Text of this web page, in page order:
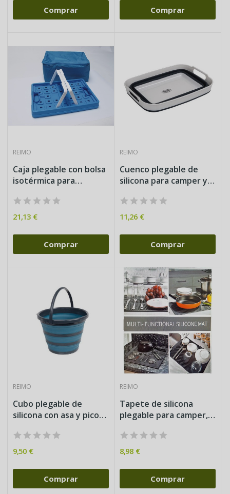
Comprar Comprar
REIMO
Caja plegable con bolsa
isotérmica para
21,13 €
Comprar
REIMO
Cuenco plegable de
silicona para camper y
11,26 €
Comprar
REIMO
Cubo plegable de
silicona con asa y pico
9,50 €
Comprar
REIMO
Tapete de silicona
plegable para camper,
8,98 €
Comprar